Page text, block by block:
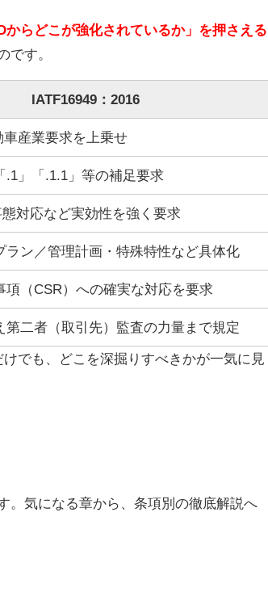
からどこが強化されているか」を押さえる
です。
IATF16949：2016
車産業要求を上乗せ
.1」「.1.1」等の補足要求
対応など実効性を強く要求
ラン／管理計画・特殊特性など具体化
項（CSR）への確実な対応を要求
第二者（取引先）監査の力量まで規定
でも、どこを深掘りすべきかが一気に見
。気になる章から、条項別の徹底解説へ